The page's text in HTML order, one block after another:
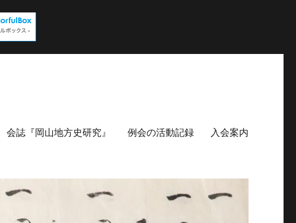
会誌『岡山地方史研究』 例会の活動記録 入会案内